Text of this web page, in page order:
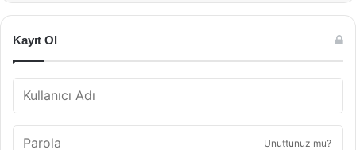
Kayıt Ol
Unuttunuz mu?